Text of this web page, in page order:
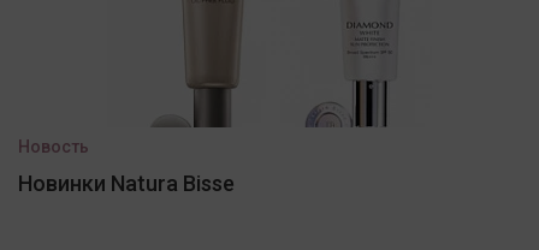
Новость
Новинки Natura Bisse